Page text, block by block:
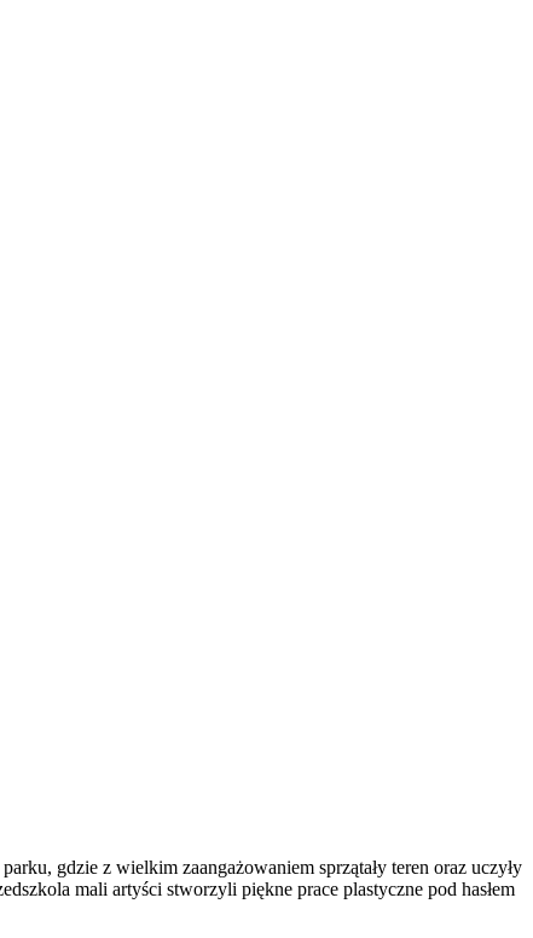
gdzie z wielkim zaangażowaniem sprzątały teren oraz uczyły
mali artyści stworzyli piękne prace plastyczne pod hasłem